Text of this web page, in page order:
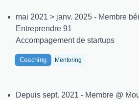
mai 2021 > janv. 2025 - Membre
Entreprendre 91
Accompagement de startups
Coaching Mentoring
Depuis sept. 2021 - Membre @